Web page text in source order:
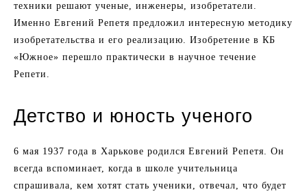
техники решают ученые, инженеры, изобретатели.
Именно Евгений Репетя предложил интересную методику
изобретательства и его реализацию. Изобретение в КБ
«Южное» перешло практически в научное течение
Репети.
Детство и юность ученого
6 мая 1937 года в Харькове родился Евгений Репетя. Он
всегда вспоминает, когда в школе учительница
спрашивала, кем хотят стать ученики, отвечал, что будет